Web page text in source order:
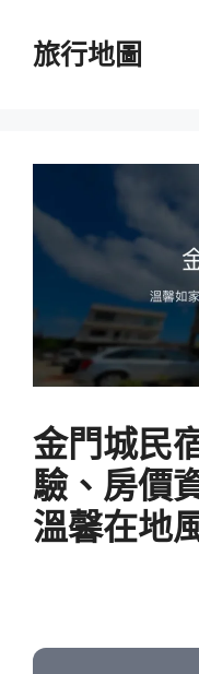
旅行地圖
金門城民
驗、房價
溫馨在地